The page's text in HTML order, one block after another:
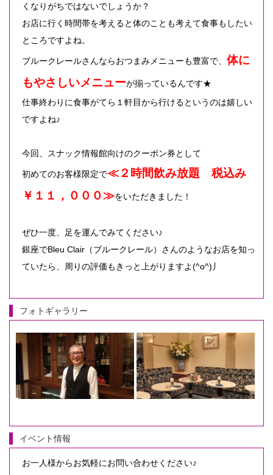
くなりがちではないでしょうか？
お店に行く時間帯を考えると体のことも考えて食事もしたい
ところですよね。
ブルークレールさんならおつまみメニューも豊富で、 体に
もやさしいメニューが揃っているんです★
仕事終わりに食事がてら１軒目から行けるというのは嬉しい
ですよね♪
今回、スナック情報館向けのクーポン券として
初めてのお客様限定で≪２時間飲み放題 税込み
￥１１，０００≫をいただきました！
ぜひ一度、足を運んでみてください♪
銀座でBleu Clair（ブルークレール）さんのようなお店を知っ
ていたら、周りの評価もきっと上がりますよ(^o^)丿
フォトギャラリー
イベント情報
お一人様からお気軽にお問い合わせください♪